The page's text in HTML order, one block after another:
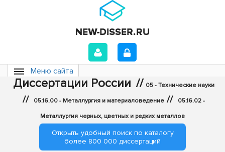
Меню сайта
Диссертации России // 05 - Технические науки
// 05.16.00 - Металлургия и материаловедение // 05.16.02 -
Металлургия черных, цветных и редких металлов
Открыть удобный поиск по каталогу
более 800 000 диссертаций